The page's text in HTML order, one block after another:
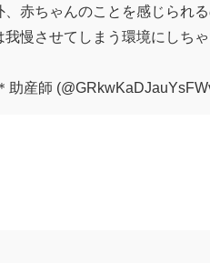
、赤ちゃんのことを感じられ
我慢させてしまう環境にしちゃ
助産師